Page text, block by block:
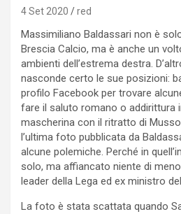
4 Set 2020 red
Massimiliano Baldassari non è
Brescia Calcio, ma è anche un
ambienti dell’estrema destra.
nasconde certo le sue posizioni:
profilo Facebook per trovare
fare il saluto romano o addirittura
mascherina con il ritratto di
l’ultima foto pubblicata da
alcune polemiche. Perché in
solo, ma affiancato niente di
leader della Lega ed ex ministro
La foto è stata scattata quando